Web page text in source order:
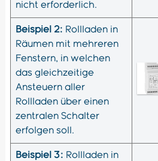
nicht erforderlich.
Beispiel 2: Rollladen in
Räumen mit mehreren
Fenstern, in welchen
das gleichzeitige
Ansteuern aller
Rollladen über einen
zentralen Schalter
erfolgen soll.
Beispiel 3: Rollladen in